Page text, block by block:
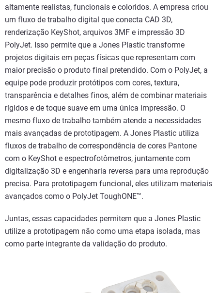
altamente realistas, funcionais e coloridos. A empresa criou
um fluxo de trabalho digital que conecta CAD 3D,
renderização KeyShot, arquivos 3MF e impressão 3D
PolyJet. Isso permite que a Jones Plastic transforme
projetos digitais em peças físicas que representam com
maior precisão o produto final pretendido. Com o PolyJet, a
equipe pode produzir protótipos com cores, textura,
transparência e detalhes finos, além de combinar materiais
rígidos e de toque suave em uma única impressão. O
mesmo fluxo de trabalho também atende a necessidades
mais avançadas de prototipagem. A Jones Plastic utiliza
fluxos de trabalho de correspondência de cores Pantone
com o KeyShot e espectrofotômetros, juntamente com
digitalização 3D e engenharia reversa para uma reprodução
precisa. Para prototipagem funcional, eles utilizam materiais
avançados como o PolyJet ToughONE™.
Juntas, essas capacidades permitem que a Jones Plastic
utilize a prototipagem não como uma etapa isolada, mas
como parte integrante da validação do produto.